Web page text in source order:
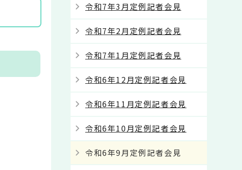
令和7年3月定例記者会見
令和7年2月定例記者会見
令和7年1月定例記者会見
令和6年12月定例記者会見
令和6年11月定例記者会見
令和6年10月定例記者会見
令和6年9月定例記者会見